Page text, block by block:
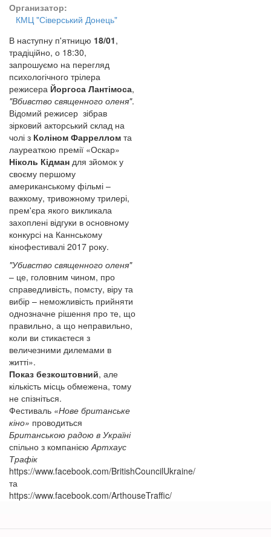
Организатор:
КМЦ "Сіверський Донець"
В наступну п'ятницю 18/01,
традіційно, о 18:30,
запрошуємо на перегляд
психологічного трілера
режисера Йоргоса Лантімоса,
"Вбивство священного оленя".
Відомий режисер зібрав
зірковий акторський склад на
чолі з Коліном Фарреллом та
лауреаткою премії «Оскар»
Ніколь Кідман для зйомок у
своєму першому
американському фільмі –
важкому, тривожному трилері,
прем'єра якого викликала
захоплені відгуки в основному
конкурсі на Каннському
кінофестивалі 2017 року.
"Убивство священного оленя"
– це, головним чином, про
справедливість, помсту, віру та
вибір – неможливість прийняти
однозначне рішення про те, що
правильно, а що неправильно,
коли ви стикаєтеся з
величезними дилемами в
житті».
Показ безкоштовний, але
кількість місць обмежена, тому
не спізніться.
Фестиваль «Нове британське
кіно» проводиться
Британською радою в Україні
спільно з компанією Артхаус
Трафік
https://www.facebook.com/BritishCouncilUkraine/
та
https://www.facebook.com/ArthouseTraffic/